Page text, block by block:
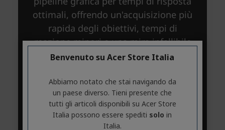
Benvenuto su Acer Store Italia
Abbiamo notato che stai navigando da
un paese diverso. Tieni presente che
tutti gli articoli disponibili su Acer Store
Italia possono essere spediti solo in
Italia.